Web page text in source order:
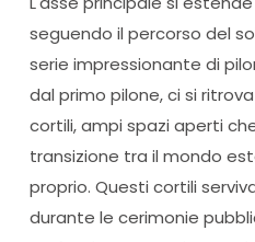
seguendo il percorso del
serie impressionante di
dal primo pilone, ci si
cortili, ampi spazi aperti
transizione tra il mondo
proprio. Questi cortili
durante le cerimonie